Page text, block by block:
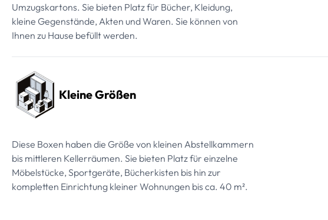
Umzugskartons. Sie bieten Platz für Bücher, Kleidung,
kleine Gegenstände, Akten und Waren. Sie können von
Ihnen zu Hause befüllt werden.
Kleine Größen
Diese Boxen haben die Größe von kleinen Abstellkammern
bis mittleren Kellerräumen. Sie bieten Platz für einzelne
Möbelstücke, Sportgeräte, Bücherkisten bis hin zur
kompletten Einrichtung kleiner Wohnungen bis ca. 40 m².